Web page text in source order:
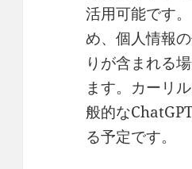
活用可能です
め、個人情報
りが含まれる
ます。カーリ
般的な
る予定です。